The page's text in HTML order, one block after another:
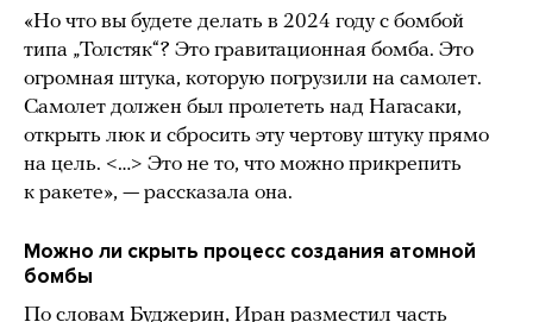
«Но что вы будете делать в 2024 году с бомбой
типа „Толстяк“? Это гравитационная бомба. Это
огромная штука, которую погрузили на самолет.
Самолет должен был пролететь над Нагасаки,
открыть люк и сбросить эту чертову штуку прямо
на цель. <…> Это не то, что можно прикрепить
к ракете», — рассказала она.
Можно ли скрыть процесс создания атомной
бомбы
По словам Буджерин, Иран разместил часть